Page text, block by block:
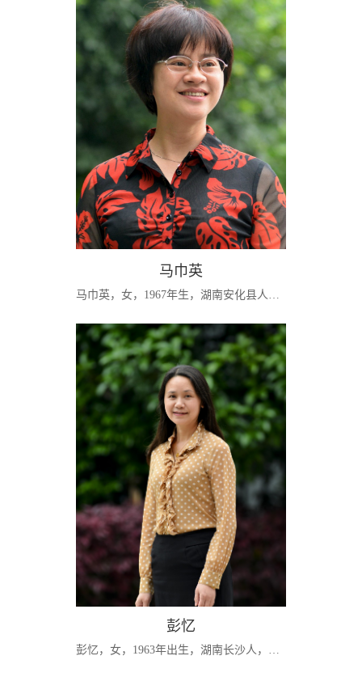
马巾英
马巾英，女，1967年生，湖南安化县人，会计学副教授，管理学博士，中共党员。现任湖南师范大学商学院会计系主任，会计学和mpacc硕士生导师，主要研究方向为财务成本管理与管理会计，主要讲授《成本会计》、《银行会计》、《财务管理学》、《财务报表分析》、《高级成本管理会计研究》等课程。湖南省高校会计学科联盟常务理事，湖南省对外经济贸易会计学会常务理事，国家理财规划师，湖南省青年创业导师团导师，省发改委、省经信...
彭忆
彭忆，女，1963年出生，湖南长沙人，中共党员，副教授，工商管理硕士。主要研究方向：公司理财、公司治理。[学习经历] 1989.06 毕业于武汉水利电力学院电力管理工程专业获学士学位；2002.12 毕业于中南大学工商管理专业获工商管理硕士。[工作经历] 1989.06-1993.06 长沙电力学校 教师1993.06-2003.05 中南大学商学院 教师2003.05-至今 湖南师范大学商学院 教师[主持的代表性科研项目]1.湖南省自科基金项目 “面向公共事业的ppp...